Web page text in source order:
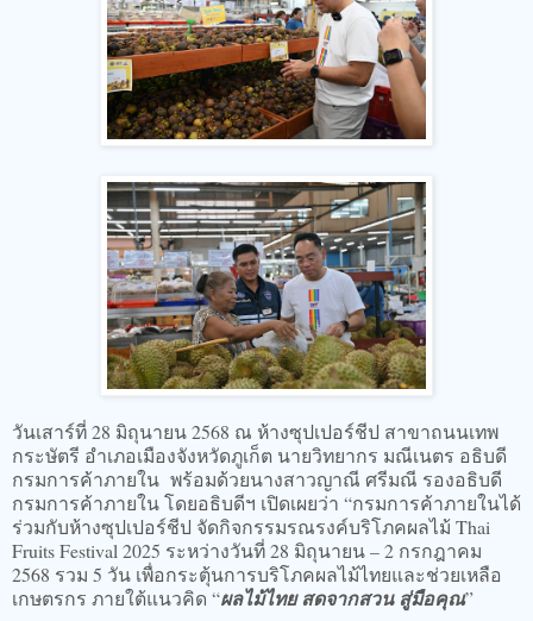
วันเสาร์ที่ 28 มิถุนายน 2568 ณ ห้างซุปเปอร์ชีป สาขาถนนเทพ
กระษัตรี อำเภอเมืองจังหวัดภูเก็ต นายวิทยากร มณีเนตร อธิบดี
กรมการค้าภายใน พร้อมด้วยนางสาวญาณี ศรีมณี รองอธิบดี
กรมการค้าภายใน โดยอธิบดีฯ เปิดเผยว่า “กรมการค้าภายในได้
ร่วมกับห้างซุปเปอร์ชีป จัดกิจกรรมรณรงค์บริโภคผลไม้ Thai
Fruits Festival 2025 ระหว่างวันที่ 28 มิถุนายน – 2 กรกฎาคม
2568 รวม 5 วัน เพื่อกระตุ้นการบริโภคผลไม้ไทยและช่วยเหลือ
เกษตรกร ภายใต้แนวคิด “ผลไม้ไทย สดจากสวน สู่มือคุณ”